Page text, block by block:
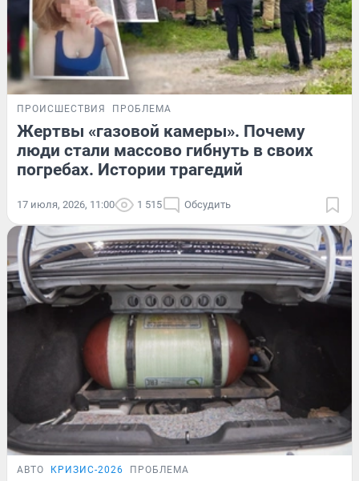
ПРОИСШЕСТВИЯ ПРОБЛЕМА
Жертвы «газовой камеры». Почему
люди стали массово гибнуть в своих
погребах. Истории трагедий
17 июля, 2026, 11:00 1 515 Обсудить
АВТО КРИЗИС-2026 ПРОБЛЕМА